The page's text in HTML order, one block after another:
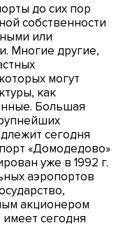
до сих пор
собственности
или
Многие другие,
могут
как
Большая
сегодня
«Домодедово»
уже в 1992 г.
аэропортов
акционером
сегодня